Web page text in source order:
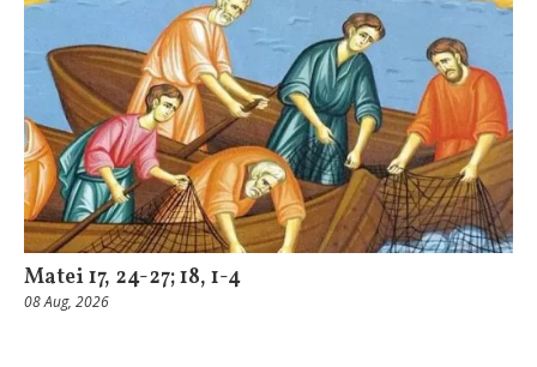
Matei 17, 24-27; 18, 1-4
08 Aug, 2026